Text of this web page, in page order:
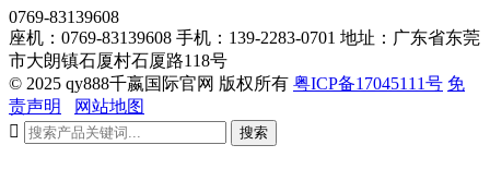
0769-83139608
座机：0769-83139608 手机：139-2283-0701 地址：广东省东莞
市大朗镇石厦村石厦路118号
© 2025 qy888千嬴国际官网 版权所有 粤ICP备17045111号 免
责声明
网站地图

搜索